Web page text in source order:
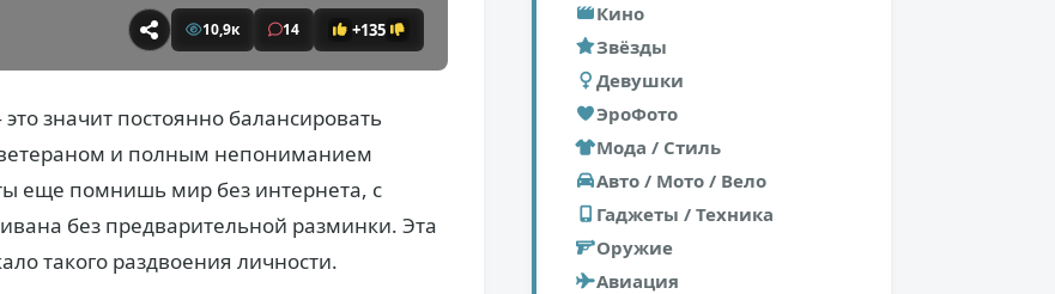
10,9к 14 +135
значит постоянно балансировать
и полным непониманием
еще помнишь мир без интернета, с
без предварительной разминки. Эта
такого раздвоения личности.
Кино
Звёзды
Девушки
ЭроФото
Мода / Стиль
Авто / Мото / Вело
Гаджеты / Техника
Оружие
Авиация